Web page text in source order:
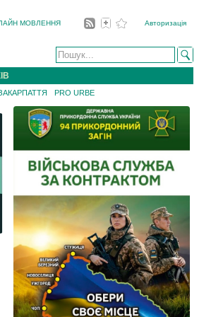
МОВЛЕННЯ
Авторизація
PRO URBE